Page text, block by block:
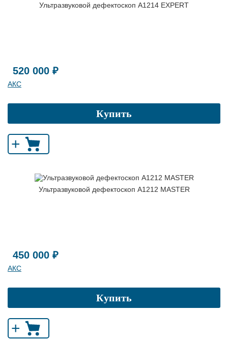
Ультразвуковой дефектоскоп А1214 EXPERT
520 000 ₽
АКС
Купить
+
Ультразвуковой дефектоскоп А1212 MASTER
450 000 ₽
АКС
Купить
+